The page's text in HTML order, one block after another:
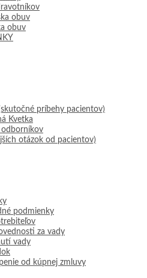
obuv
obuv
príbehy pacientov)
Kvetka
odborníkov
otázok od pacientov)
podmienky
za vady
vady
od kúpnej zmluvy